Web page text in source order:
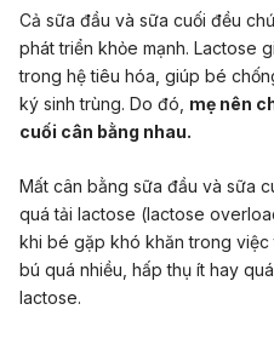
Cả sữa đầu và sữa cuối đều
phát triển khỏe mạnh. Lactose
trong hệ tiêu hóa, giúp bé
ký sinh trùng. Do đó, mẹ nên
cuối cân bằng nhau.
Mất cân bằng sữa đầu và sữa
quá tải lactose (lactose
khi bé gặp khó khăn trong
bú quá nhiều, hấp thụ ít hay
lactose.